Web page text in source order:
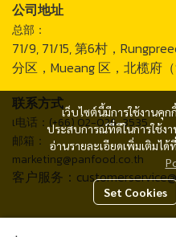
เว็บไซต์นี้มีการใช้งานคุ
ประสบการณ์ที่ดีในการใช้ง
อ่านรายละเอียดเพิ่มเติมได้ที่
Set Cookies
公司地址
总部：
71/9, 71/15, 第6村，
分区，Mueang 区，北榄府
联系方式
เ电话：(+66) 02-026-3535
邮箱：
marketing@panfood.co.th
客户服务：